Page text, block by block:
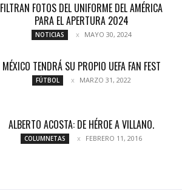
FILTRAN FOTOS DEL UNIFORME DEL AMÉRICA
PARA EL APERTURA 2024
NOTICIAS MAYO 30, 2024
MÉXICO TENDRÁ SU PROPIO UEFA FAN FEST
FÚTBOL MARZO 31, 2022
ALBERTO ACOSTA: DE HÉROE A VILLANO.
COLUMNETAS FEBRERO 11, 2016